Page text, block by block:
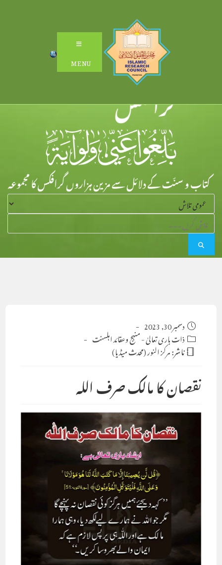
MENU
Post
published:
دسمبر 30, 2023
Post
category:
ذات باری تعالیٰ-منہج وعقائد اہلسنت
ناشر:مرکز النور (محدث میڈیا)
نقصان کا مالک صرف اللہ